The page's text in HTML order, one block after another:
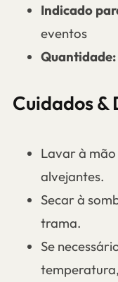
Indicado
eventos
Quantidade:
Cuidados &
Lavar à
alvejantes.
Secar à
trama.
Se